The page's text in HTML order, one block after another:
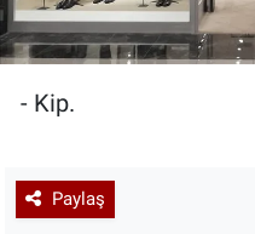
- Kip.
Paylaş